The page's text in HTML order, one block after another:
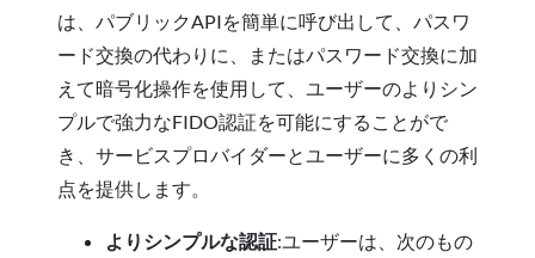
は、パブリックAPIを簡単に呼び出して、パスワ
ード交換の代わりに、またはパスワード交換に加
えて暗号化操作を使用して、ユーザーのよりシン
プルで強力なFIDO認証を可能にすることがで
き、サービスプロバイダーとユーザーに多くの利
点を提供します。
よりシンプルな認証:ユーザーは、次のもの